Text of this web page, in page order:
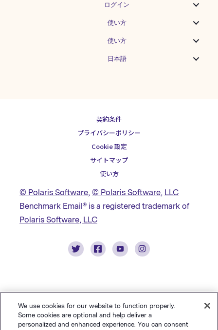
ログイン
使い方
使い方
日本語
契約条件
プライバシーポリシー
Cookie 設定
サイトマップ
使い方
© Polaris Software, © Polaris Software, LLC
Benchmark Email® is a registered trademark of
Polaris Software, LLC
We use cookies for our website to function properly.
Some cookies are optional and help deliver a
personalized and enhanced experience. You can consent